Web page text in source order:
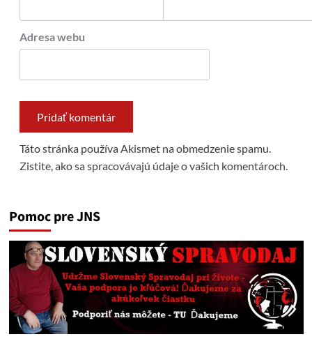
Adresa webu
Táto stránka používa Akismet na obmedzenie spamu.
Zistite, ako sa spracovávajú údaje o vašich komentároch.
Pomoc pre JNS